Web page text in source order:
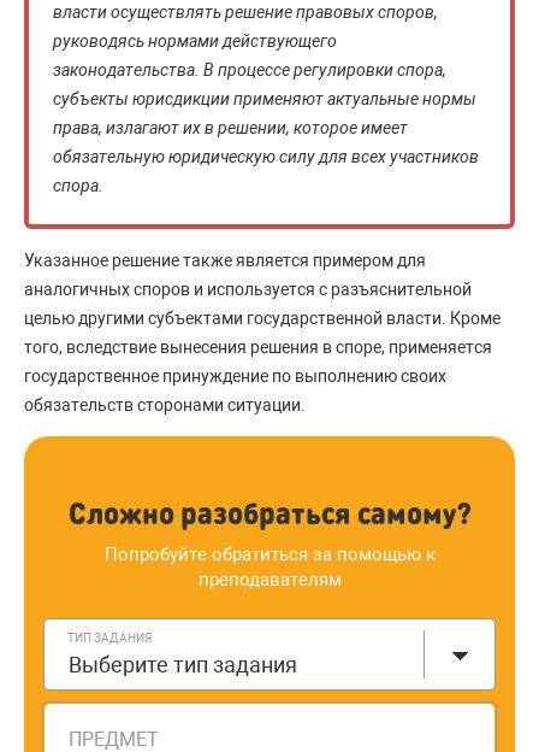
власти осуществлять решение правовых споров,
руководясь нормами действующего
законодательства. В процессе регулировки спора,
субъекты юрисдикции применяют актуальные нормы
права, излагают их в решении, которое имеет
обязательную юридическую силу для всех участников
спора.
Указанное решение также является примером для
аналогичных споров и используется с разъяснительной
целью другими субъектами государственной власти. Кроме
того, вследствие вынесения решения в споре, применяется
государственное принуждение по выполнению своих
обязательств сторонами ситуации.
Сложно разобраться самому?
Попробуйте обратиться за помощью к
преподавателям
ТИП ЗАДАНИЯ
Выберите тип задания
ПРЕДМЕТ